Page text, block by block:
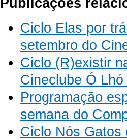
Publicações
Ciclo Elas por
setembro do
Ciclo (R)existir
Cineclube Ó Lhó
Programação
semana do
Ciclo Nós Gatos